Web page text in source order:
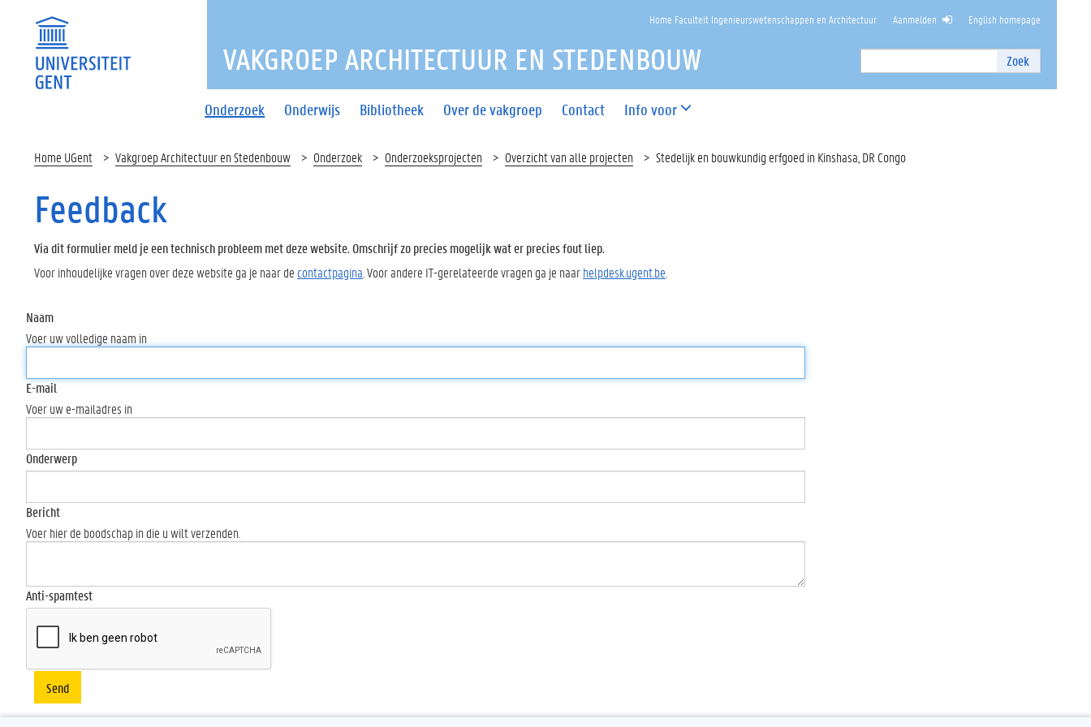
Zoek
Zoek
n
Home Faculteit Ingenieurswetenschappen en Architectuur Aanmelden English homepage
Onderzoek Onderwijs Bibliotheek Over de vakgroep Contact Info voor
VAKGROEP ARCHITECTUUR EN STEDENBOUW
Home UGent Vakgroep Architectuur en Stedenbouw Onderzoek Onderzoeksprojecten Overzicht van alle projecten Stedelijk en bouwkundig erfgoed in Kinshasa, DR Congo
Feedback
Via dit formulier meld je een technisch probleem met deze website. Omschrijf zo precies mogelijk wat er precies fout liep.
Voor inhoudelijke vragen over deze website ga je naar de contactpagina . Voor andere IT-gerelateerde vragen ga je naarhelpdesk.ugent.be
Naam
Voer uw volledige naam in
E-mail
Voer uw e-mailadres in
Onderwerp
Bericht
Voer hier de boodschap in die u wilt verzenden.
Anti-spamtest
Send